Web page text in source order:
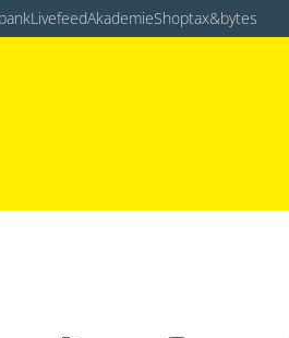
LivefeedAkademieShoptax&bytes